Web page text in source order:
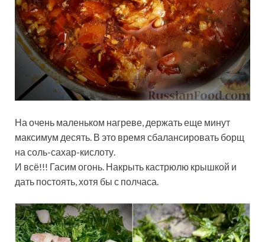
На очень маленьком нагреве, держать еще минут
максимум десять. В это время сбалансировать борщ
на соль-сахар-кислоту.
И всё!!! Гасим огонь. Накрыть кастрюлю крышкой и
дать постоять, хотя бы с полчаса.